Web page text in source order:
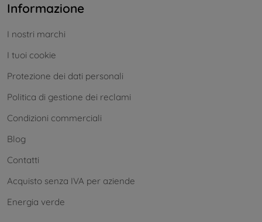
Informazione
I nostri marchi
I tuoi cookie
Protezione dei dati personali
Politica di gestione dei reclami
Condizioni commerciali
Blog
Contatti
Acquisto senza IVA per aziende
Energia verde